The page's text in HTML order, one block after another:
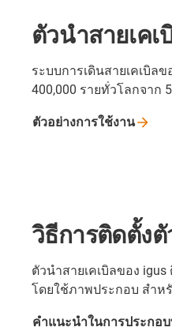
ตัวนำสายเค
ระบบการเดินสายเคเบิล
400,000 รายทั่วโลกจาก
ตัวอย่างการใช้งาน
วิธีการติดตั้ง
ตัวนำสายเคเบิลของ
โดยใช้ภาพประกอบ สำห
คำแนะนำในการประกอ